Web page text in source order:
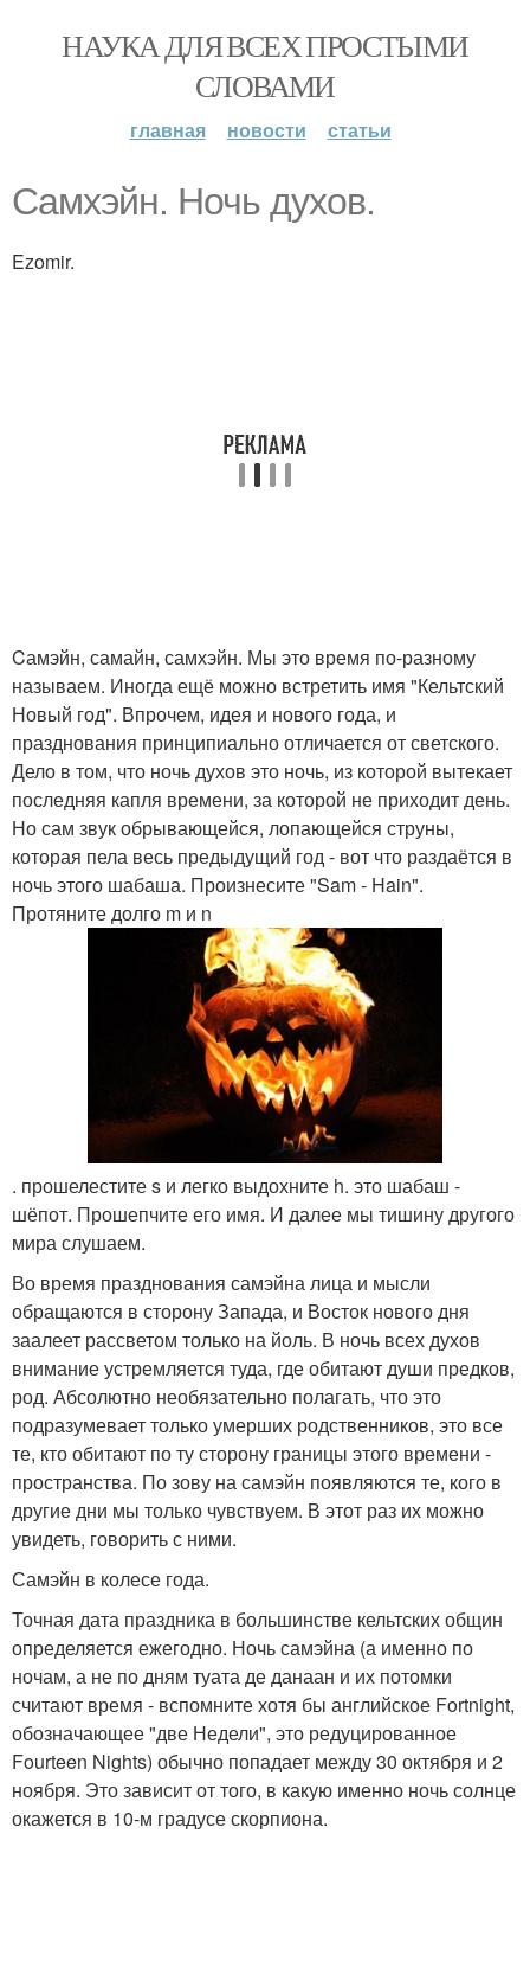
НАУКА ДЛЯ ВСЕХ ПРОСТЫМИ
СЛОВАМИ
главная новости статьи
Самхэйн. Ночь духов.
Ezomir.
Cамэйн, самайн, самхэйн. Мы это время по-разному
называем. Иногда ещё можно встретить имя "Кельтский
Новый год". Впрочем, идея и нового года, и
празднования принципиально отличается от светского.
Дело в том, что ночь духов это ночь, из которой вытекает
последняя капля времени, за которой не приходит день.
Но сам звук обрывающейся, лопающейся струны,
которая пела весь предыдущий год - вот что раздаётся в
ночь этого шабаша. Произнесите "Sam - Hain".
Протяните долго m и n
. прошелестите s и легко выдохните h. это шабаш -
шёпот. Прошепчите его имя. И далее мы тишину другого
мира слушаем.
Во время празднования самэйна лица и мысли
обращаются в сторону Запада, и Восток нового дня
заалеет рассветом только на йоль. В ночь всех духов
внимание устремляется туда, где обитают души предков,
род. Абсолютно необязательно полагать, что это
подразумевает только умерших родственников, это все
те, кто обитают по ту сторону границы этого времени -
пространства. По зову на самэйн появляются те, кого в
другие дни мы только чувствуем. В этот раз их можно
увидеть, говорить с ними.
Самэйн в колесе года.
Точная дата праздника в большинстве кельтских общин
определяется ежегодно. Ночь самэйна (а именно по
ночам, а не по дням туата де данаан и их потомки
считают время - вспомните хотя бы английское Fortnight,
обозначающее "две Недели", это редуцированное
Fourteen Nights) обычно попадает между 30 октября и 2
ноября. Это зависит от того, в какую именно ночь солнце
окажется в 10-м градусе скорпиона.